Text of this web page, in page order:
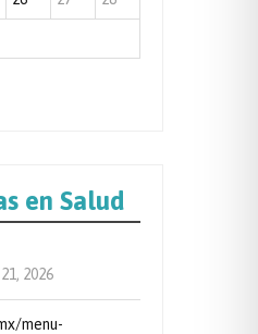
en Salud
2026
menu-